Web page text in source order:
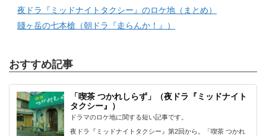
夜ドラ『ミッドナイトタクシー』のロケ地（まとめ）
賤ヶ岳の七本槍（朝ドラ『走らんか！』）
おすすめ記事
「喫茶 つかれしらず」（夜ドラ『ミッドナイト
タクシー』）
ドラマのロケ地に関する短い記事です。
夜ドラ『ミッドナイトタクシー』第2回から。「喫茶 つかれ